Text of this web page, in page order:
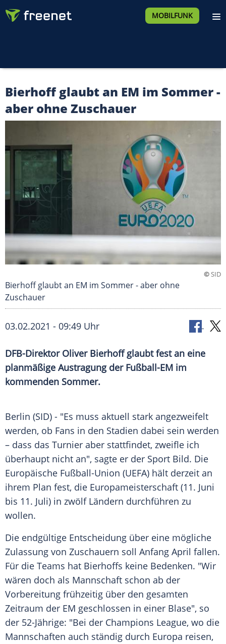
MOBILFUNK
Bierhoff glaubt an EM im Sommer -
aber ohne Zuschauer
©SID
Bierhoff glaubt an EM im Sommer - aber ohne
Zuschauer
03.02.2021 - 09:49 Uhr
DFB-Direktor Oliver Bierhoffglaubt fest an eine
planmäßige Austragungder Fußball-EM im
kommenden Sommer.
Berlin (SID) - "Es muss aktuell stark angezweifelt
werden, ob Fans in den Stadien dabei sein werden
– dass das Turnier aber stattfindet, zweifle ich
überhaupt nicht an", sagte er der Sport Bild. Die
Europäische Fußball-Union (UEFA) hält derzeit an
ihrem Plan fest, die Europameisterschaft (11. Juni
bis 11. Juli) in zwölf Ländern durchführen zu
wollen.
Die endgültige Entscheidung über eine mögliche
Zulassung von Zuschauern soll Anfang April fallen.
Für die Teams hat Bierhoffs keine Bedenken. "Wir
wären doch als Mannschaft schon ab der
Vorbereitung frühzeitig über den gesamten
Zeitraum der EM geschlossen in einer Blase", so
der 52-Jährige: "Bei der Champions League, wo die
Mannschaften auch ständig durch Europa reisen,